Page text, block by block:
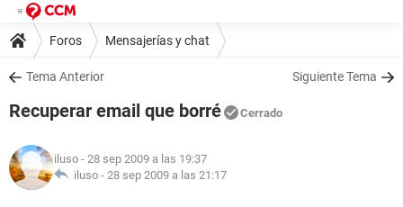
Foros Mensajerías y chat
Tema Anterior Siguiente Tema
Recuperar email que borré Cerrado
iluso - 28 sep 2009 a las 19:37
iluso - 28 sep 2009 a las 21:17